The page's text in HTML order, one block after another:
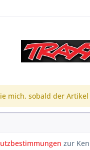
mich, sobald der
zur